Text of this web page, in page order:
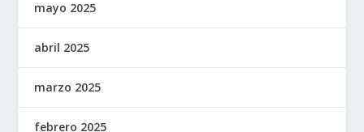
mayo 2025
abril 2025
marzo 2025
febrero 2025